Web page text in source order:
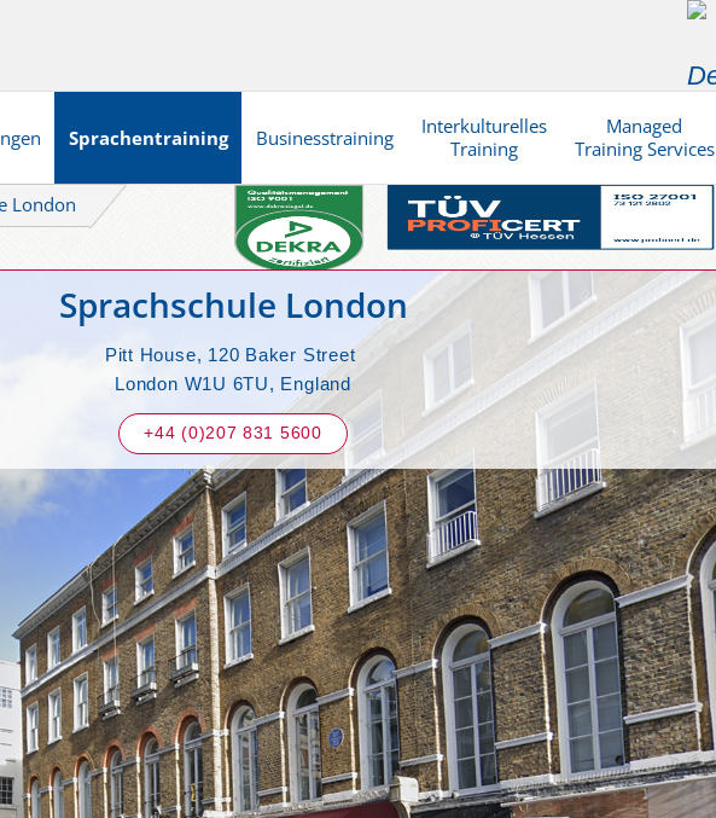
Sprachentraining Businesstraining
Interkulturelles
Training
Managed
Training Services
London
Sprachschule London
Pitt House, 120 Baker Street
London W1U 6TU, England
+44 (0)207 831 5600